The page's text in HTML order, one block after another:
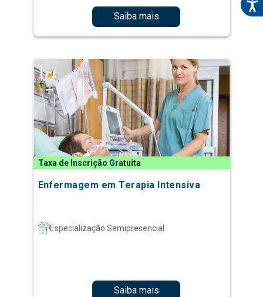
Saiba mais
Taxa de Inscrição Gratuita
Enfermagem em Terapia Intensiva
Especialização Semipresencial
Saiba mais